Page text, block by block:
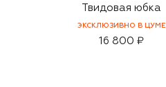
Твидовая юбка
ЭКСКЛЮЗИВНО В ЦУМЕ
16 800 ₽